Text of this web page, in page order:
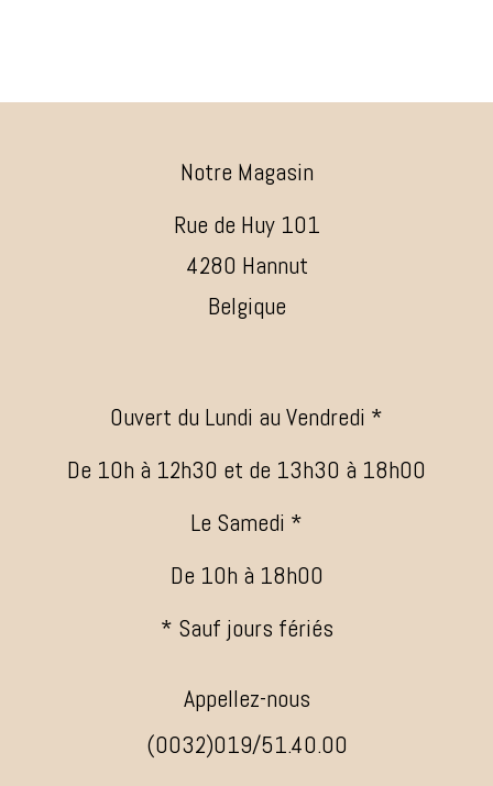
Notre Magasin
Rue de Huy 101
4280 Hannut
Belgique
Ouvert du Lundi au Vendredi *
De 10h à 12h30 et de 13h30 à 18h00
Le Samedi *
De 10h à 18h00
* Sauf jours fériés
Appellez-nous
(0032)019/51.40.00